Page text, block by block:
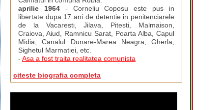
aprilie 1964- Corneliu Coposu este pus in
libertate dupa 17 ani de detentie in penitenciarele
de la Vacaresti, Jilava, Pitesti, Malmaison,
Craiova, Aiud, Ramnicu Sarat, Poarta Alba, Capul
Midia, Canalul Dunare-Marea Neagra, Gherla,
Sighetul Marmatiei, etc.
- Asa a fost traita realitatea comunista
citeste biografia completa